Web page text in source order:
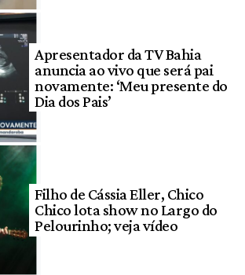
Apresentador da TV Bahia
anuncia ao vivo que será pai
novamente: ‘Meu presente do
Dia dos Pais’
Filho de Cássia Eller, Chico
Chico lota show no Largo do
Pelourinho; veja vídeo